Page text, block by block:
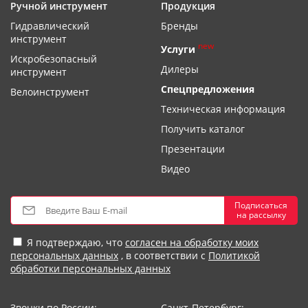
Ручной инструмент
Гидравлический
инструмент
Искробезопасный
инструмент
Велоинструмент
Продукция
Бренды
Услуги new
Дилеры
Спецпредложения
Техническая информация
Получить каталог
Презентации
Видео
Подписаться
на рассылку
Я подтверждаю, что согласен на обработку моих
персональных данных , в соответствии с Политикой
обработки персональных данных